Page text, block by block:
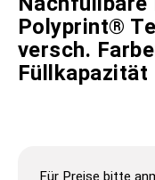
Polyprint®
versch.
Füllkapazität
Für Preise bitte